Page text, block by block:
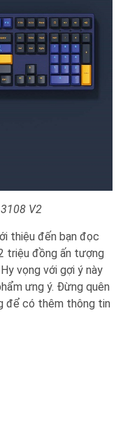
V2
thiệu đến bạn đọc
triệu đồng ấn tượng
vọng với gợi ý này
ưng ý. Đừng quên
để có thêm thông tin